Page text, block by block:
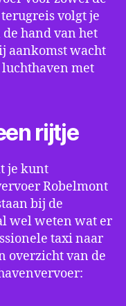
volgt je
hand van het
aankomst wacht
met
rijtje
je kunt
Robelmont
bij de
wel weten wat er
taxi naar
overzicht van de